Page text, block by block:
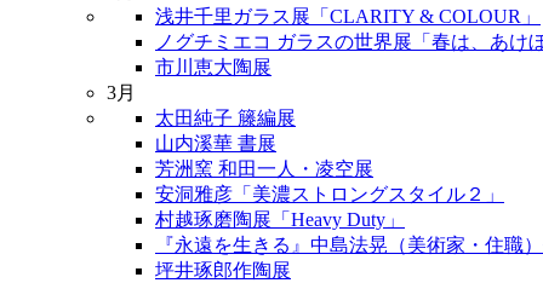
浅井千里ガラス展「CLARITY & COLOUR」
ノグチミエコ ガラスの世界展「春は、あけ
市川恵大陶展
3月
太田純子 籐編展
山内溪華 書展
芳洲窯 和田一人・凌空展
安洞雅彦「美濃ストロングスタイル２」
村越琢磨陶展「Heavy Duty」
『永遠を生きる』中島法晃（美術家・住職
坪井琢郎作陶展